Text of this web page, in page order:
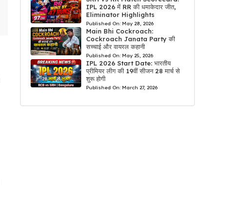
IPL 2026 में RR की धमाकेदार जीत,
Eliminator Highlights
Published On: May 28, 2026
Main Bhi Cockroach:
Cockroach Janata Party की
सच्चाई और वायरल कहानी
Published On: May 25, 2026
IPL 2026 Start Date: भारतीय
प्रीमियर लीग की 19वीं सीजन 28 मार्च से
शुरू होगी
Published On: March 27, 2026